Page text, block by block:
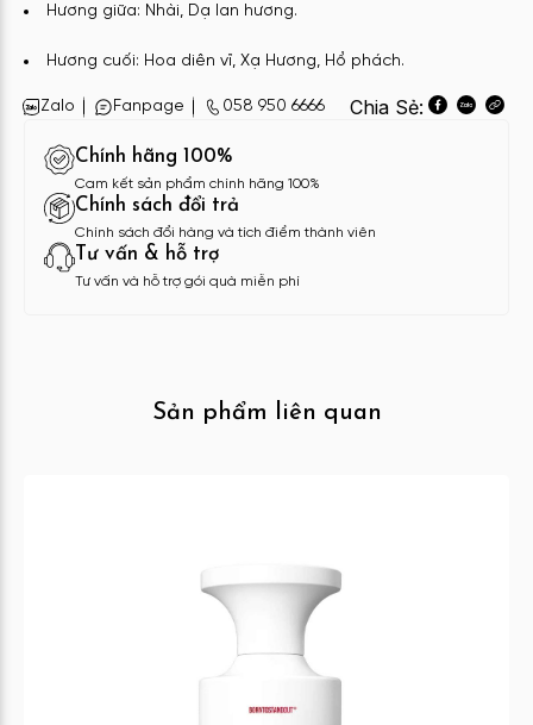
Hương giữa: Nhài, Dạ lan hương.
Hương cuối: Hoa diên vĩ, Xạ Hương, Hổ phách.
Zalo Fanpage 058 950 6666 Chia Sẻ:
Chính hãng 100%
Cam kết sản phẩm chính hãng 100%
Chính sách đổi trả
Chính sách đổi hàng và tích điểm thành viên
Tư vấn & hỗ trợ
Tư vấn và hỗ trợ gói quà miễn phí
Sản phẩm liên quan